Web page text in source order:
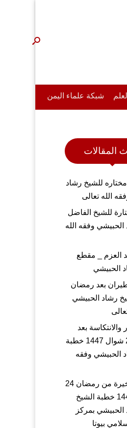
شبكة علماء اليمن
المقالات
للشيخ رشاد
الله تعالى
للشيخ الفاضل
الحبيشي وفقه الله
العزم _ مقطع
الحبيشي
بعد رمضان
رشاد الحبيشي
والانتكاسة بعد
رمضان 22 شوال 1447 خطبة
الحبيشي وفقه
الجمعة الأخيرة من رمضان 24
رمضان 1447 خطبة الشيخ
الحبيشي بمركز
بيوتا